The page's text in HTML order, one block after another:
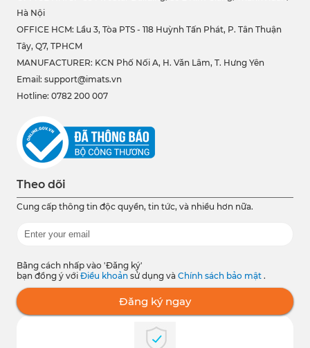
Hà Nội
OFFICE HCM: Lầu 3, Tòa PTS - 118 Huỳnh Tấn Phát, P. Tân Thuận
Tây, Q7, TPHCM
MANUFACTURER: KCN Phố Nối A, H. Văn Lâm, T. Hưng Yên
Email: support@imats.vn
Hotline: 0782 200 007
Theo dõi
Cung cấp thông tin độc quyền, tin tức, và nhiều hơn nữa.
Bằng cách nhấp vào 'Đăng ký'
bạn đồng ý với Điều khoản sử dụng và Chính sách bảo mật .
Đăng ký ngay